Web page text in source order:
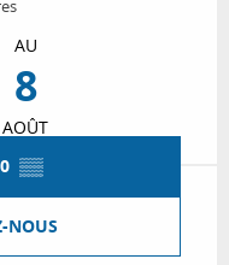
AU
8
AOÛT
▒▒
NOUS